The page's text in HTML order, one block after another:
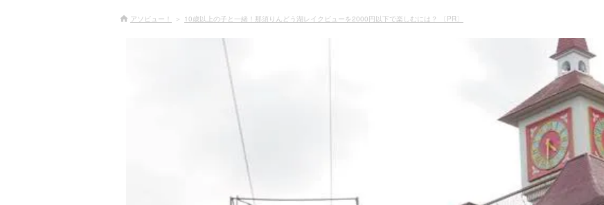
アソビュー！ 10歳以上の子と一緒！那須りんどう湖レイクビューを2000円以下で楽しむには？ 〔PR〕